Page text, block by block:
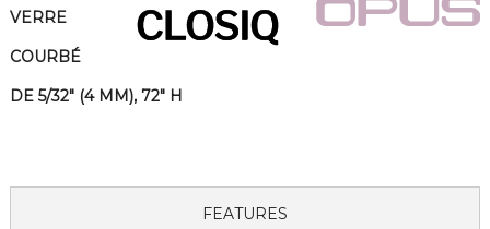
VERRE
COURBÉ
DE 5/32" (4 MM), 72" H
FEATURES